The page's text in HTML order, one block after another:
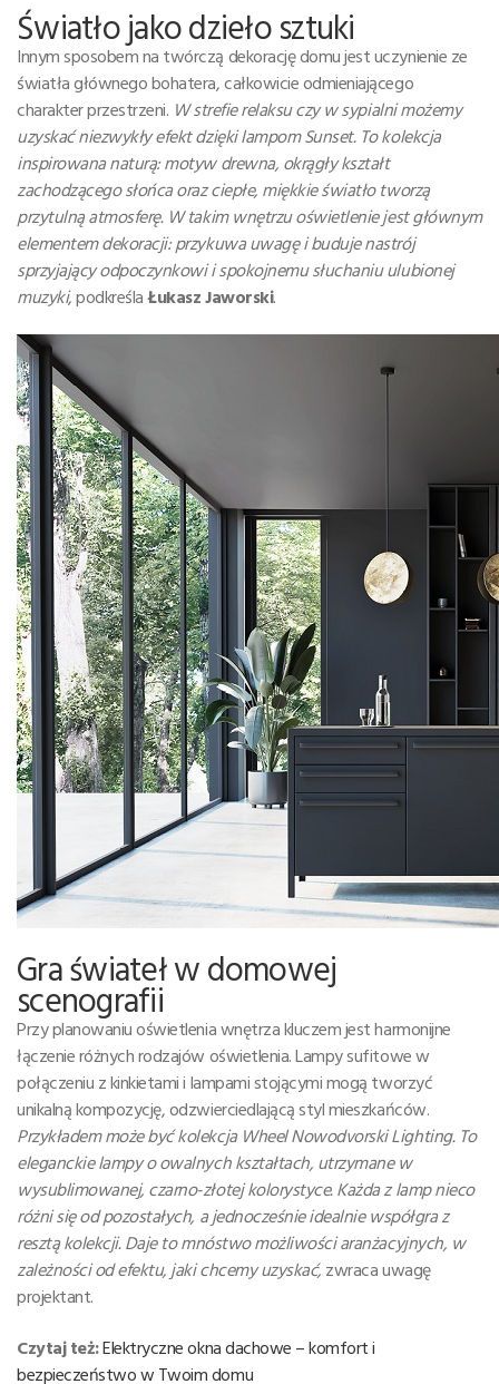
Światło jako dzieło sztuki
Innym sposobem na twórczą dekorację domu jest uczynienie ze
światła głównego bohatera, całkowicie odmieniającego
charakter przestrzeni. W strefie relaksu czy w sypialni możemy
uzyskać niezwykły efekt dzięki lampom Sunset. To kolekcja
inspirowana naturą: motyw drewna, okrągły kształt
zachodzącego słońca oraz ciepłe, miękkie światło tworzą
przytulną atmosferę. W takim wnętrzu oświetlenie jest głównym
elementem dekoracji: przykuwa uwagę i buduje nastrój
sprzyjający odpoczynkowi i spokojnemu słuchaniu ulubionej
muzyki, podkreślaŁukasz Jaworski.
Gra świateł w domowej
scenografii
Przy planowaniu oświetlenia wnętrza kluczem jest harmonijne
łączenie różnych rodzajów oświetlenia. Lampy sufitowe w
połączeniu z kinkietami i lampami stojącymi mogą tworzyć
unikalną kompozycję, odzwierciedlającą styl mieszkańców.
Przykładem może być kolekcja Wheel Nowodvorski Lighting. To
eleganckie lampy o owalnych kształtach, utrzymane w
wysublimowanej, czarno-złotej kolorystyce. Każda z lamp nieco
różni się od pozostałych, a jednocześnie idealnie współgra z
resztą kolekcji. Daje to mnóstwo możliwości aranżacyjnych, w
zależności od efektu, jaki chcemy uzyskać, zwraca uwagę
projektant.
Czytaj też:Elektryczne okna dachowe – komfort i
bezpieczeństwo w Twoim domu